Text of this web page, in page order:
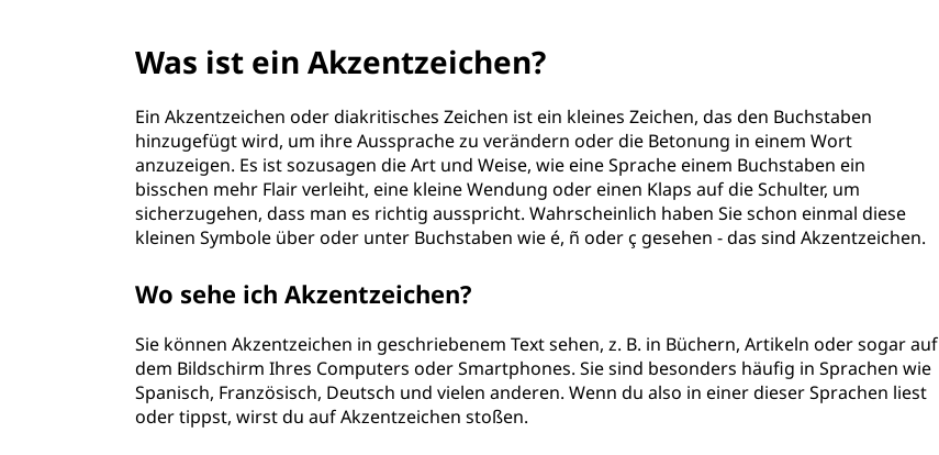
Was ist ein Akzentzeichen?
Ein Akzentzeichen oder diakritisches Zeichen ist ein kleines Zeichen, das den Buchstaben
hinzugefügt wird, um ihre Aussprache zu verändern oder die Betonung in einem Wort
anzuzeigen. Es ist sozusagen die Art und Weise, wie eine Sprache einem Buchstaben ein
bisschen mehr Flair verleiht, eine kleine Wendung oder einen Klaps auf die Schulter, um
sicherzugehen, dass man es richtig ausspricht. Wahrscheinlich haben Sie schon einmal diese
kleinen Symbole über oder unter Buchstaben wie é, ñ oder ç gesehen - das sind Akzentzeichen.
Wo sehe ich Akzentzeichen?
Sie können Akzentzeichen in geschriebenem Text sehen, z. B. in Büchern, Artikeln oder sogar auf
dem Bildschirm Ihres Computers oder Smartphones. Sie sind besonders häufig in Sprachen wie
Spanisch, Französisch, Deutsch und vielen anderen. Wenn du also in einer dieser Sprachen liest
oder tippst, wirst du auf Akzentzeichen stoßen.